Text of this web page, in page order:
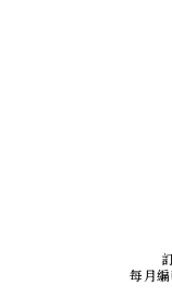
每月